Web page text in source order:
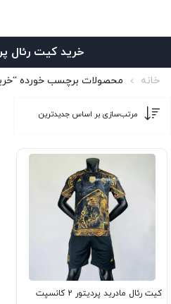
خرید کیت رئال
خانه محصولات برچسب خورده “خرید
کیت رئال مادرید پردیتور 2 کانسپت